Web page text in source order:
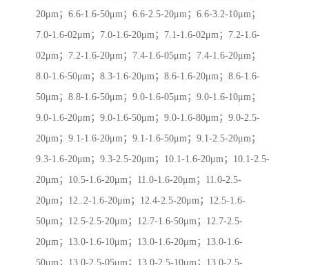
20μm；6.6-1.6-50μm；6.6-2.5-20μm；6.6-3.2-10μm；
7.0-1.6-02μm；7.0-1.6-20μm；7.1-1.6-02μm；7.2-1.6-
02μm；7.2-1.6-20μm；7.4-1.6-05μm；7.4-1.6-20μm；
8.0-1.6-50μm；8.3-1.6-20μm；8.6-1.6-20μm；8.6-1.6-
50μm；8.8-1.6-50μm；9.0-1.6-05μm；9.0-1.6-10μm；
9.0-1.6-20μm；9.0-1.6-50μm；9.0-1.6-80μm；9.0-2.5-
20μm；9.1-1.6-20μm；9.1-1.6-50μm；9.1-2.5-20μm；
9.3-1.6-20μm；9.3-2.5-20μm；10.1-1.6-20μm；10.1-2.5-
20μm；10.5-1.6-20μm；11.0-1.6-20μm；11.0-2.5-
20μm；12..2-1.6-20μm；12.4-2.5-20μm；12.5-1.6-
50μm；12.5-2.5-20μm；12.7-1.6-50μm；12.7-2.5-
20μm；13.0-1.6-10μm；13.0-1.6-20μm；13.0-1.6-
50μm；13.0-2.5-05μm；13.0-2.5-10μm；13.0-2.5-